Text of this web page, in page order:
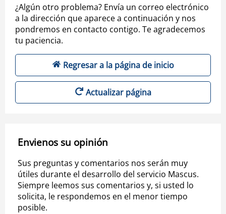
¿Algún otro problema? Envía un correo electrónico
a la dirección que aparece a continuación y nos
pondremos en contacto contigo. Te agradecemos
tu paciencia.
Regresar a la página de inicio
Actualizar página
Envienos su opinión
Sus preguntas y comentarios nos serán muy
útiles durante el desarrollo del servicio Mascus.
Siempre leemos sus comentarios y, si usted lo
solicita, le respondemos en el menor tiempo
posible.